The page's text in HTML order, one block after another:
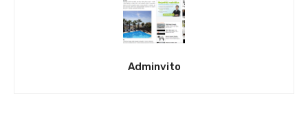
Adminvito